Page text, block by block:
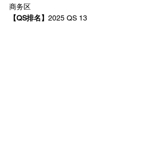
商务区
【QS排名】 2025 QS 13